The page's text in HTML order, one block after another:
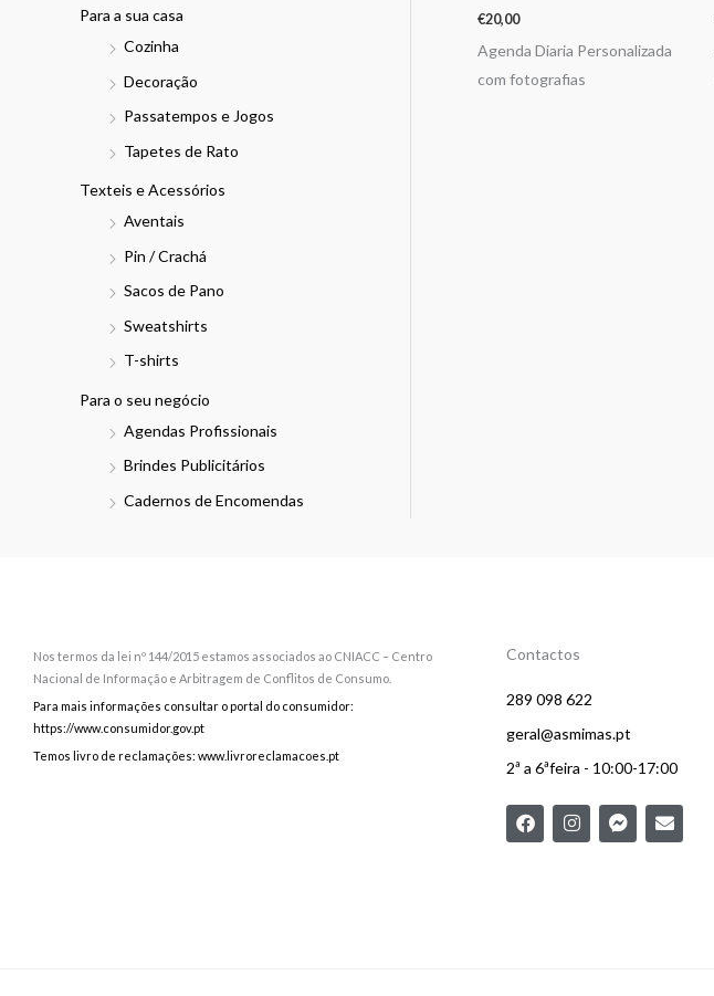
Para a sua casa
Cozinha
Decoração
Passatempos e Jogos
Tapetes de Rato
Texteis e Acessórios
Aventais
Pin / Crachá
Sacos de Pano
Sweatshirts
T-shirts
Para o seu negócio
Agendas Profissionais
Brindes Publicitários
Cadernos de Encomendas
€20,00
Agenda Diaria Personalizada
com fotografias
Nos termos da lei nº 144/2015 estamos associados ao CNIACC – Centro
Nacional de Informação e Arbitragem de Conflitos de Consumo.
Para mais informações consultar o portal do consumidor:
https://www.consumidor.gov.pt
Temos livro de reclamações: www.livroreclamacoes.pt
Contactos
289 098 622
geral@asmimas.pt
2ª a 6ªfeira - 10:00-17:00
F
a
c
I
n
s
F
a
c
E
n
v